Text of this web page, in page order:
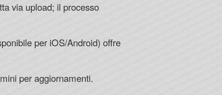
via upload; il processo
per iOS/Android) offre
per aggiornamenti.